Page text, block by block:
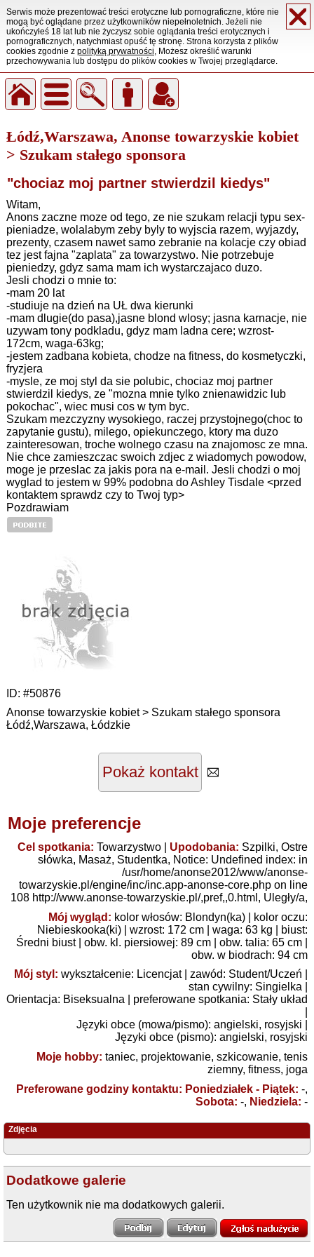
Serwis może prezentować treści erotyczne lub pornograficzne, które nie
mogą być oglądane przez użytkowników niepełnoletnich. Jeżeli nie
ukończyłeś 18 lat lub nie życzysz sobie oglądania treści erotycznych i
pornograficznych, natychmiast opuść tę stronę. Strona korzysta z plików
cookies zgodnie z polityką prywatności, Możesz określić warunki
przechowywania lub dostępu do plików cookies w Twojej przeglądarce.
Łódź,Warszawa, Anonse towarzyskie kobiet
> Szukam stałego sponsora
"chociaz moj partner stwierdzil kiedys"
Witam,
Anons zaczne moze od tego, ze nie szukam relacji typu sex-
pieniadze, wolalabym zeby byly to wyjscia razem, wyjazdy,
prezenty, czasem nawet samo zebranie na kolacje czy obiad
tez jest fajna "zaplata" za towarzystwo. Nie potrzebuje
pieniedzy, gdyz sama mam ich wystarczajaco duzo.
Jesli chodzi o mnie to:
-mam 20 lat
-studiuje na dzień na UŁ dwa kierunki
-mam dlugie(do pasa),jasne blond wlosy; jasna karnacje, nie
uzywam tony podkladu, gdyz mam ladna cere; wzrost-
172cm, waga-63kg;
-jestem zadbana kobieta, chodze na fitness, do kosmetyczki,
fryzjera
-mysle, ze moj styl da sie polubic, chociaz moj partner
stwierdzil kiedys, ze "mozna mnie tylko znienawidzic lub
pokochac", wiec musi cos w tym byc.
Szukam mezczyzny wysokiego, raczej przystojnego(choc to
zapytanie gustu), milego, opiekunczego, ktory ma duzo
zainteresowan, troche wolnego czasu na znajomosc ze mna.
Nie chce zamieszczac swoich zdjec z wiadomych powodow,
moge je przeslac za jakis pora na e-mail. Jesli chodzi o moj
wyglad to jestem w 99% podobna do Ashley Tisdale <przed
kontaktem sprawdz czy to Twoj typ>
Pozdrawiam
ID: #50876
Anonse towarzyskie kobiet > Szukam stałego sponsora
Łódź,Warszawa, Łódzkie
Pokaż kontakt
Moje preferencje
Cel spotkania: Towarzystwo Upodobania: Szpilki, Ostre
słówka, Masaż, Studentka, Notice: Undefined index: in
/usr/home/anonse2012/www/anonse-
towarzyskie.pl/engine/inc/inc.app-anonse-core.php on line
108 http://www.anonse-towarzyskie.pl/,pref,,0.html , Uległy/a,
Mój wygląd: kolor włosów: Blondyn(ka) | kolor oczu:
Niebieskooka(ki) | wzrost: 172 cm | waga: 63 kg | biust:
Średni biust| obw. kl. piersiowej: 89 cm | obw. talia: 65 cm |
obw. w biodrach: 94 cm
Mój styl: wykształcenie: Licencjat| zawód: Student/Uczeń
stan cywilny: Singielka
Orientacja: Biseksualna | preferowane spotkania: Stały układ
Języki obce (mowa/pismo): angielski, rosyjski |
Języki obce (pismo): angielski, rosyjski
Moje hobby: taniec, projektowanie, szkicowanie, tenis
ziemny, fitness, joga
Preferowane godziny kontaktu: Poniedziałek - Piątek: -,
Sobota: -, Niedziela: -
Zdjęcia
Dodatkowe galerie
Ten użytkownik nie ma dodatkowych galerii.